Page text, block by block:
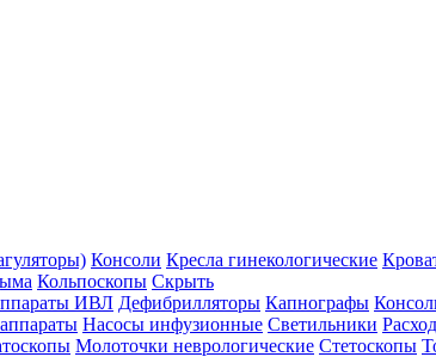
Консоли Кресла гинекологические
Кольпоскопы Скрыть
ИВЛ Дефибрилляторы Капнографы
Насосы инфузионные Светильники
Молоточки неврологические Стетоскопы